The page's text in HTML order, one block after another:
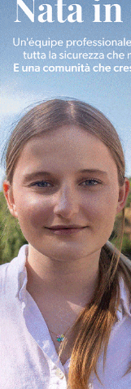
In vetrina 3 Agosto
Estra Notizie
studenti
debutta il
Più lette
Figline Incisa
Piscina di
Pnrr, il
Cronaca 4 Agosto
Un anno fa la
Gianni, Giulia
processo, lo